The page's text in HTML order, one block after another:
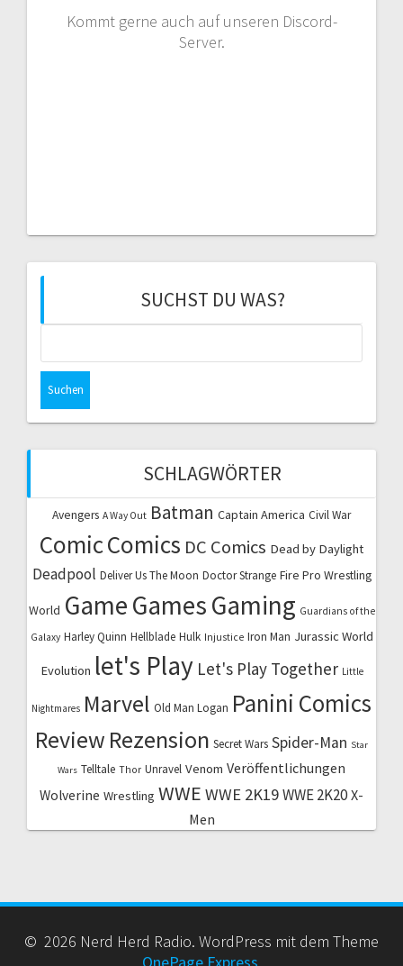
Kommt gerne auch auf unseren Discord-
Server.
SUCHST DU WAS?
SCHLAGWÖRTER
Avengers A Way Out Batman Captain America Civil War
ComicComics DC Comics Dead by Daylight
Deadpool Deliver Us The Moon Doctor Strange Fire Pro Wrestling
World GameGamesGaming Guardians of the
Galaxy Harley Quinn Hellblade Hulk Injustice Iron Man Jurassic World
Evolution let's Play Let's Play Together Little
Nightmares Marvel Old Man Logan Panini Comics
Review Rezension Secret Wars Spider-Man Star
Wars Telltale Thor Unravel Venom Veröffentlichungen
Wolverine Wrestling WWE WWE 2K19WWE 2K20 X-
Men
© 2026 Nerd Herd Radio. WordPress mit dem Theme
OnePage Express